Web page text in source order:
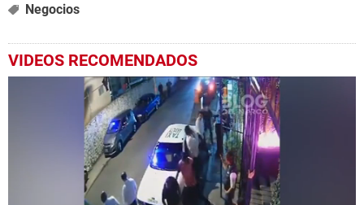
Negocios
VIDEOS RECOMENDADOS